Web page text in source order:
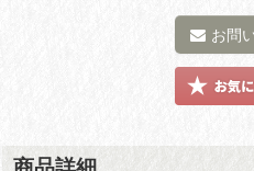
お問